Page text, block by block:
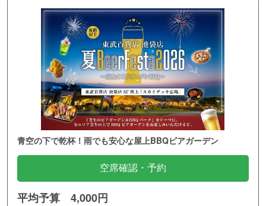
青空の下で乾杯！雨でも安心な屋上BBQビアガーデン
空席確認・予約
平均予算 4,000円